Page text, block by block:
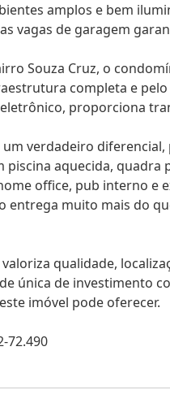
amplos e bem
vagas de garagem
Souza Cruz, o
completa e
proporciona
um verdadeiro
piscina aquecida,
office, pub interno e
entrega muito mais do
qualidade,
única de investimento
imóvel pode oferecer.
72.490